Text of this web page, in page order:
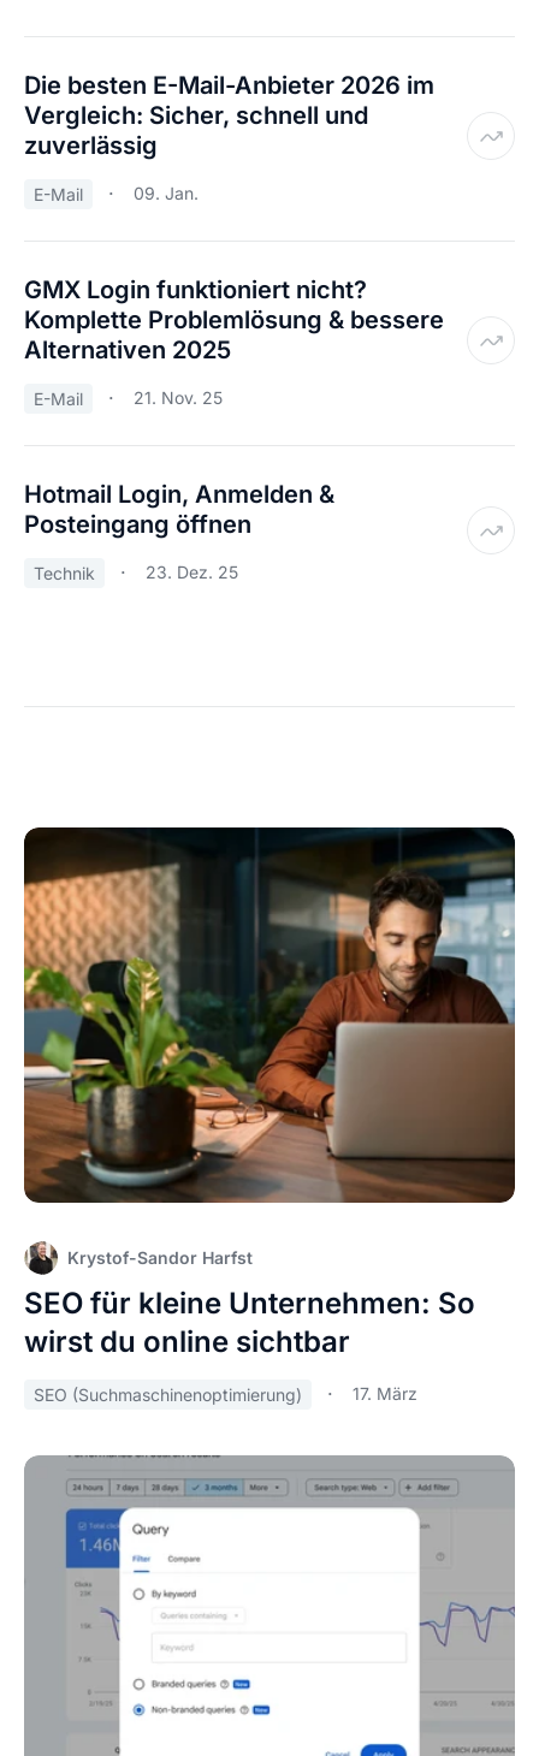
Die besten E-Mail-Anbieter 2026 im
Vergleich: Sicher, schnell und
zuverlässig
E-Mail 09. Jan.
GMX Login funktioniert nicht?
Komplette Problemlösung & bessere
Alternativen 2025
E-Mail 21. Nov. 25
Hotmail Login, Anmelden &
Posteingang öffnen
Technik 23. Dez. 25
Krystof-Sandor Harfst
SEO für kleine Unternehmen: So
wirst du online sichtbar
SEO (Suchmaschinenoptimierung) 17. März